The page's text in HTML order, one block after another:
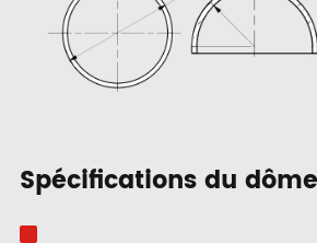
Spécifications du